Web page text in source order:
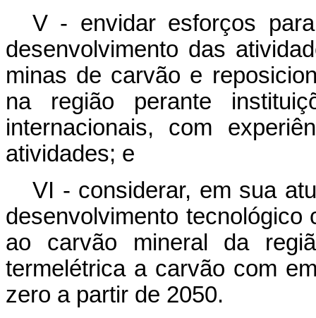
V - envidar esforços
desenvolvimento das
minas de carvão e
na região perante
internacionais, com
atividades; e
VI - considerar, em sua
desenvolvimento
ao carvão mineral da
termelétrica a carvão com
zero a partir de 2050.